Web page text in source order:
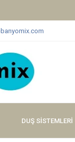
DUŞ SİSTEMLERİ